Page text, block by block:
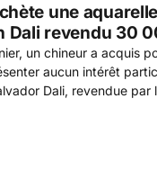
une
Dali revendu 30
un chineur a acquis
aucun intérêt
Dali, revendue par